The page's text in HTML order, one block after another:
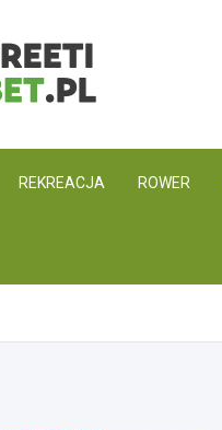
REKREACJA ROWER